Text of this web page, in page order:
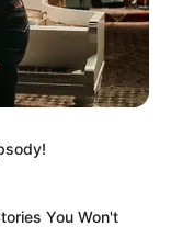
You Won't